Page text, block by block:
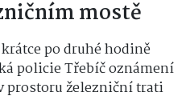
mostě
po druhé hodině
policie Třebíč oznámení
prostoru železniční trati